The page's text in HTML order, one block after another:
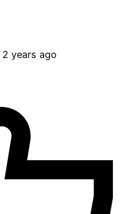
2 years ago